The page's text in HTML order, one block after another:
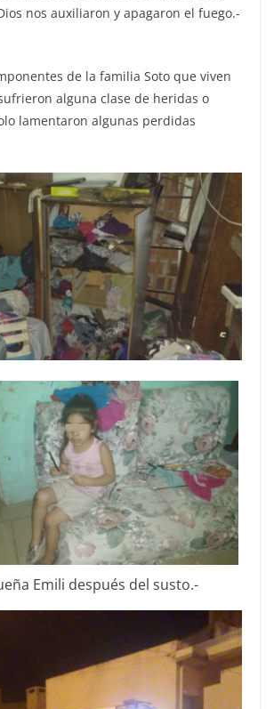
nos auxiliaron y apagaron el fuego.-
de la familia Soto que viven
alguna clase de heridas o
lamentaron algunas perdidas
Emili después del susto.-